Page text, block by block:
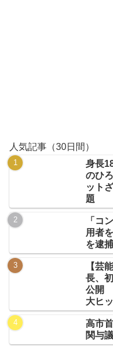
人気記事（30日間）
身長
のひ
ット
題
「コ
用者
を逮
【芸
長、
公開
大ヒ
高市
関与